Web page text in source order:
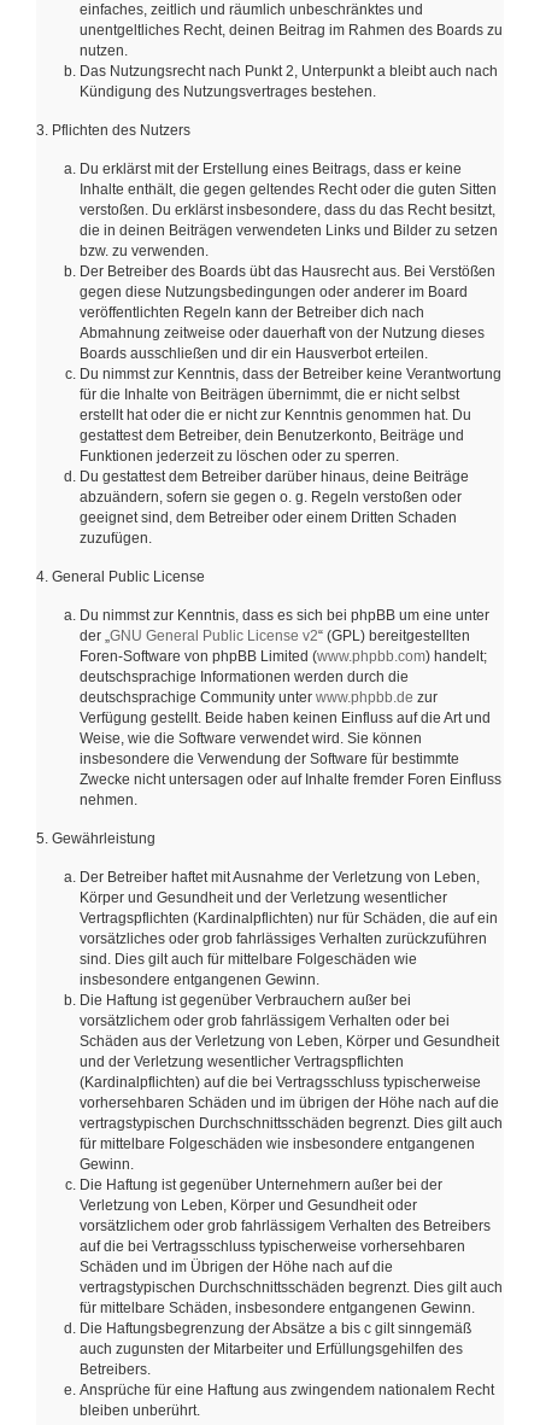
einfaches, zeitlich und räumlich unbeschränktes und
unentgeltliches Recht, deinen Beitrag im Rahmen des Boards zu
nutzen.
Das Nutzungsrecht nach Punkt 2, Unterpunkt a bleibt auch nach
Kündigung des Nutzungsvertrages bestehen.
3. Pflichten des Nutzers
Du erklärst mit der Erstellung eines Beitrags, dass er keine
Inhalte enthält, die gegen geltendes Recht oder die guten Sitten
verstoßen. Du erklärst insbesondere, dass du das Recht besitzt,
die in deinen Beiträgen verwendeten Links und Bilder zu setzen
bzw. zu verwenden.
Der Betreiber des Boards übt das Hausrecht aus. Bei Verstößen
gegen diese Nutzungsbedingungen oder anderer im Board
veröffentlichten Regeln kann der Betreiber dich nach
Abmahnung zeitweise oder dauerhaft von der Nutzung dieses
Boards ausschließen und dir ein Hausverbot erteilen.
Du nimmst zur Kenntnis, dass der Betreiber keine Verantwortung
für die Inhalte von Beiträgen übernimmt, die er nicht selbst
erstellt hat oder die er nicht zur Kenntnis genommen hat. Du
gestattest dem Betreiber, dein Benutzerkonto, Beiträge und
Funktionen jederzeit zu löschen oder zu sperren.
Du gestattest dem Betreiber darüber hinaus, deine Beiträge
abzuändern, sofern sie gegen o. g. Regeln verstoßen oder
geeignet sind, dem Betreiber oder einem Dritten Schaden
zuzufügen.
4. General Public License
Du nimmst zur Kenntnis, dass es sich bei phpBB um eine unter
der „GNU General Public License v2“ (GPL) bereitgestellten
Foren-Software von phpBB Limited (www.phpbb.com) handelt;
deutschsprachige Informationen werden durch die
deutschsprachige Community unter www.phpbb.de zur
Verfügung gestellt. Beide haben keinen Einfluss auf die Art und
Weise, wie die Software verwendet wird. Sie können
insbesondere die Verwendung der Software für bestimmte
Zwecke nicht untersagen oder auf Inhalte fremder Foren Einfluss
nehmen.
5. Gewährleistung
Der Betreiber haftet mit Ausnahme der Verletzung von Leben,
Körper und Gesundheit und der Verletzung wesentlicher
Vertragspflichten (Kardinalpflichten) nur für Schäden, die auf ein
vorsätzliches oder grob fahrlässiges Verhalten zurückzuführen
sind. Dies gilt auch für mittelbare Folgeschäden wie
insbesondere entgangenen Gewinn.
Die Haftung ist gegenüber Verbrauchern außer bei
vorsätzlichem oder grob fahrlässigem Verhalten oder bei
Schäden aus der Verletzung von Leben, Körper und Gesundheit
und der Verletzung wesentlicher Vertragspflichten
(Kardinalpflichten) auf die bei Vertragsschluss typischerweise
vorhersehbaren Schäden und im übrigen der Höhe nach auf die
vertragstypischen Durchschnittsschäden begrenzt. Dies gilt auch
für mittelbare Folgeschäden wie insbesondere entgangenen
Gewinn.
Die Haftung ist gegenüber Unternehmern außer bei der
Verletzung von Leben, Körper und Gesundheit oder
vorsätzlichem oder grob fahrlässigem Verhalten des Betreibers
auf die bei Vertragsschluss typischerweise vorhersehbaren
Schäden und im Übrigen der Höhe nach auf die
vertragstypischen Durchschnittsschäden begrenzt. Dies gilt auch
für mittelbare Schäden, insbesondere entgangenen Gewinn.
Die Haftungsbegrenzung der Absätze a bis c gilt sinngemäß
auch zugunsten der Mitarbeiter und Erfüllungsgehilfen des
Betreibers.
Ansprüche für eine Haftung aus zwingendem nationalem Recht
bleiben unberührt.